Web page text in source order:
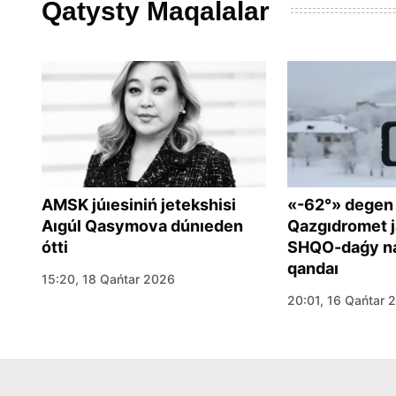
Qatysty Maqalalar
AMSK júıesiniń jetekshisi
Aıgúl Qasymova dúnıeden
ótti
15:20, 18 Qańtar 2026
«-62°» degen
Qazgıdromet
SHQO-daǵy
qandaı
20:01, 16 Qańtar